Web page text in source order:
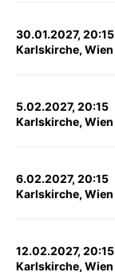
30.01.2027, 20:15
Karlskirche, Wien
5.02.2027, 20:15
Karlskirche, Wien
6.02.2027, 20:15
Karlskirche, Wien
12.02.2027, 20:15
Karlskirche, Wien